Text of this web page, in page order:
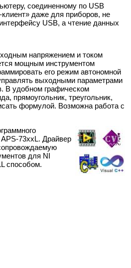
соединенному по USB
даже для приборов, не
USB, а чтение данных
напряжением и током
мощным инструментом
его режим автономной
выходными параметрами
В удобном графическом
прямоугольник, треугольник,
формулой. Возможна работа с
73ххL. Драйвер
для NI
способом.